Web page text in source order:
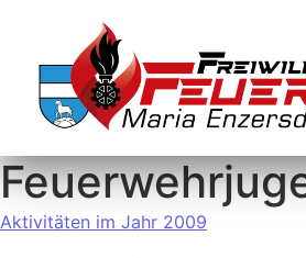
Aktivitäten im Jahr 2009